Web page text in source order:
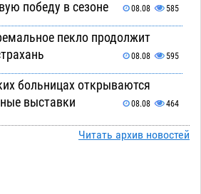
победу в сезоне
08.08 585
пекло продолжит
08.08 595
больницах открываются
выставки
08.08 464
судить за попытку сбыта
Читать архив новостей